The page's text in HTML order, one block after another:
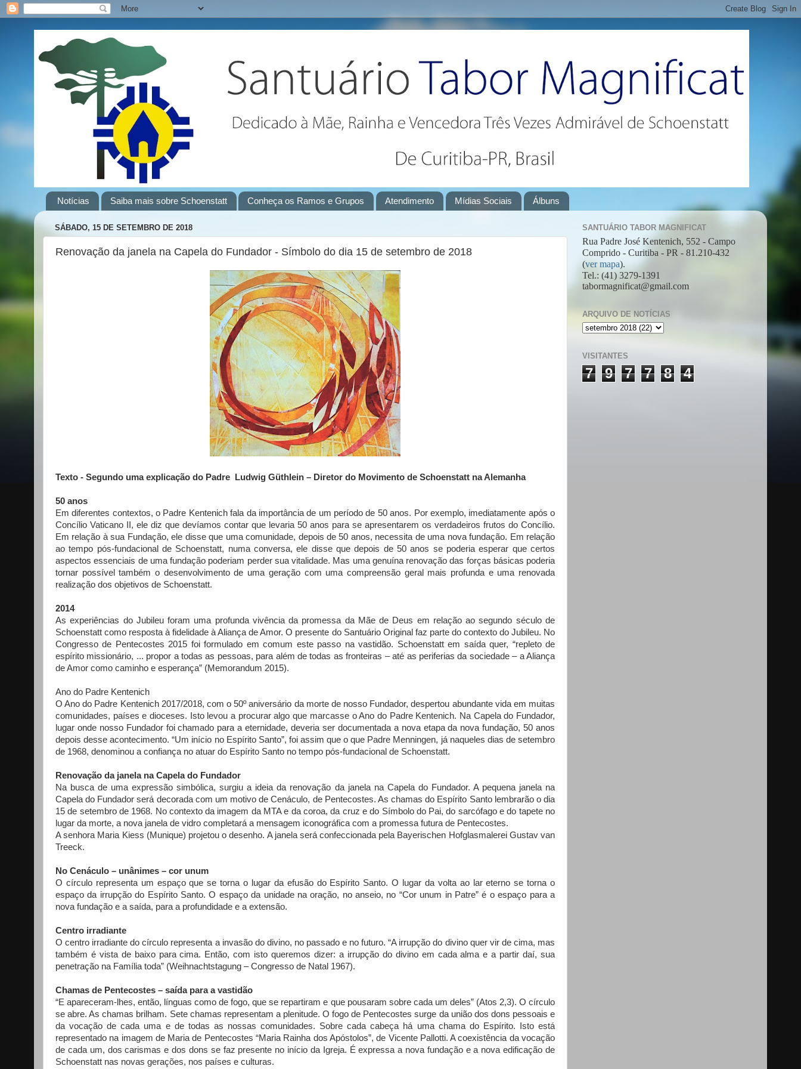
Notícias Saiba mais sobre Schoenstatt Conheça os Ramos e Grupos Atendimento Mídias Sociais Álbuns
SÁBADO, 15 DE SETEMBRO DE 2018
Renovação da janela na Capela do Fundador - Símbolo do dia 15 de setembro de 2018
Texto - Segundo uma explicação do Padre Ludwig Güthlein – Diretor do Movimento de Schoenstatt na Alemanha
50 anos
Em diferentes contextos, o Padre Kentenich fala da importância de um período de 50 anos. Por exemplo, imediatamente após o
Concílio Vaticano II, ele diz que devíamos contar que levaria 50 anos para se apresentarem os verdadeiros frutos do Concílio.
Em relação à sua Fundação, ele disse que uma comunidade, depois de 50 anos, necessita de uma nova fundação. Em relação
ao tempo pós-fundacional de Schoenstatt, numa conversa, ele disse que depois de 50 anos se poderia esperar que certos
aspectos essenciais de uma fundação poderiam perder sua vitalidade. Mas uma genuína renovação das forças básicas poderia
tornar possível também o desenvolvimento de uma geração com uma compreensão geral mais profunda e uma renovada
realização dos objetivos de Schoenstatt.
2014
As experiências do Jubileu foram uma profunda vivência da promessa da Mãe de Deus em relação ao segundo século de
Schoenstatt como resposta à fidelidade à Aliança de Amor. O presente do Santuário Original faz parte do contexto do Jubileu. No
Congresso de Pentecostes 2015 foi formulado em comum este passo na vastidão. Schoenstatt em saída quer, “repleto de
espírito missionário, ... propor a todas as pessoas, para além de todas as fronteiras – até as periferias da sociedade – a Aliança
de Amor como caminho e esperança” (Memorandum 2015).
Ano do Padre Kentenich
O Ano do Padre Kentenich 2017/2018, com o 50º aniversário da morte de nosso Fundador, despertou abundante vida em muitas
comunidades, países e dioceses. Isto levou a procurar algo que marcasse o Ano do Padre Kentenich. Na Capela do Fundador,
lugar onde nosso Fundador foi chamado para a eternidade, deveria ser documentada a nova etapa da nova fundação, 50 anos
depois desse acontecimento. “Um início no Espírito Santo”, foi assim que o que Padre Menningen, já naqueles dias de setembro
de 1968, denominou a confiança no atuar do Espírito Santo no tempo pós-fundacional de Schoenstatt.
Renovação da janela na Capela do Fundador
Na busca de uma expressão simbólica, surgiu a ideia da renovação da janela na Capela do Fundador. A pequena janela na
Capela do Fundador será decorada com um motivo de Cenáculo, de Pentecostes. As chamas do Espírito Santo lembrarão o dia
15 de setembro de 1968. No contexto da imagem da MTA e da coroa, da cruz e do Símbolo do Pai, do sarcófago e do tapete no
lugar da morte, a nova janela de vidro completará a mensagem iconográfica com a promessa futura de Pentecostes.
A senhora Maria Kiess (Munique) projetou o desenho. A janela será confeccionada pela Bayerischen Hofglasmalerei Gustav van
Treeck.
No Cenáculo – unânimes – cor unum
O círculo representa um espaço que se torna o lugar da efusão do Espírito Santo. O lugar da volta ao lar eterno se torna o
espaço da irrupção do Espírito Santo. O espaço da unidade na oração, no anseio, no “Cor unum in Patre” é o espaço para a
nova fundação e a saída, para a profundidade e a extensão.
Centro irradiante
O centro irradiante do círculo representa a invasão do divino, no passado e no futuro. “A irrupção do divino quer vir de cima, mas
também é vista de baixo para cima. Então, com isto queremos dizer: a irrupção do divino em cada alma e a partir daí, sua
penetração na Família toda” (Weihnachtstagung – Congresso de Natal 1967).
Chamas de Pentecostes – saída para a vastidão
“E apareceram-lhes, então, línguas como de fogo, que se repartiram e que pousaram sobre cada um deles” (Atos 2,3). O círculo
se abre. As chamas brilham. Sete chamas representam a plenitude. O fogo de Pentecostes surge da união dos dons pessoais e
da vocação de cada uma e de todas as nossas comunidades. Sobre cada cabeça há uma chama do Espírito. Isto está
representado na imagem de Maria de Pentecostes “Maria Rainha dos Apóstolos”, de Vicente Pallotti. A coexistência da vocação
de cada um, dos carismas e dos dons se faz presente no início da Igreja. É expressa a nova fundação e a nova edificação de
Schoenstatt nas novas gerações, nos países e culturas.
SANTUÁRIO TABOR MAGNIFICAT
Rua Padre José Kentenich, 552 - Campo
Comprido - Curitiba - PR - 81.210-432
(ver mapa).
Tel.: (41) 3279-1391
tabormagnificat@gmail.com
ARQUIVO DE NOTÍCIAS
VISITANTES
7 9 7 7 8 4